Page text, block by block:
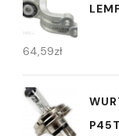
64,59zł